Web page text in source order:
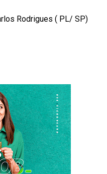
Rodrigues ( PL/ SP)